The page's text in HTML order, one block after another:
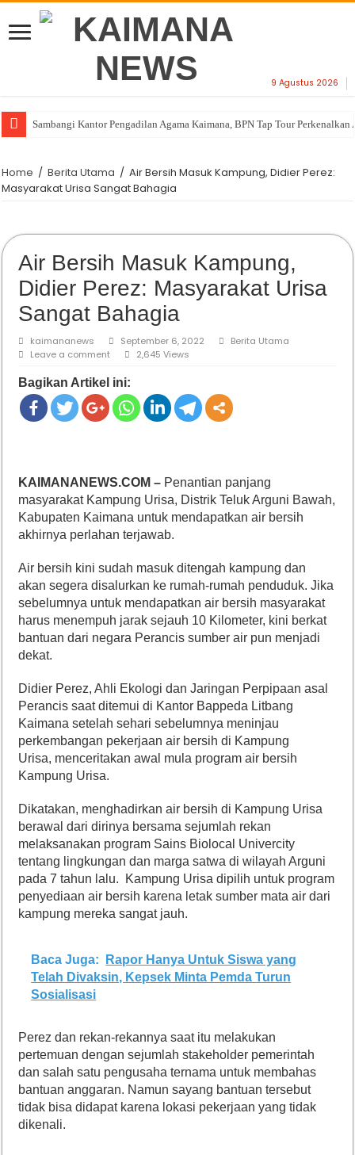
9 Agustus 2026
Sambangi Kantor Pengadilan Agama Kaimana, BPN Tap Tour
Home / Berita Utama / Air Bersih Masuk Kampung, Didier Perez:
Masyarakat Urisa Sangat Bahagia
Air Bersih Masuk Kampung,
Didier Perez: Masyarakat Urisa
Sangat Bahagia
kaimananews September 6, 2022
Berita Utama
Leave a comment
2,645 Views
Bagikan Artikel ini:
KAIMANANEWS.COM – Penantian panjang
masyarakat Kampung Urisa, Distrik Teluk Arguni Bawah,
Kabupaten Kaimana untuk mendapatkan air bersih
akhirnya perlahan terjawab.
Air bersih kini sudah masuk ditengah kampung dan
akan segera disalurkan ke rumah-rumah penduduk. Jika
sebelumnya untuk mendapatkan air bersih masyarakat
harus menempuh jarak sejauh 10 Kilometer, kini berkat
bantuan dari negara Perancis sumber air pun menjadi
dekat.
Didier Perez, Ahli Ekologi dan Jaringan Perpipaan asal
Perancis saat ditemui di Kantor Bappeda Litbang
Kaimana setelah sehari sebelumnya meninjau
perkembangan pekerjaan air bersih di Kampung
Urisa, menceritakan awal mula program air bersih
Kampung Urisa.
Dikatakan, menghadirkan air bersih di Kampung Urisa
berawal dari dirinya bersama sejumlah rekan
melaksanakan program Sains Biolocal Univercity
tentang lingkungan dan marga satwa di wilayah Arguni
pada 7 tahun lalu. Kampung Urisa dipilih untuk program
penyediaan air bersih karena letak sumber mata air dari
kampung mereka sangat jauh.
Baca Juga:
Rapor Hanya Untuk Siswa yang
Telah Divaksin, Kepsek Minta Pemda Turun
Sosialisasi
Perez dan rekan-rekannya saat itu melakukan
pertemuan dengan sejumlah stakeholder pemerintah
dan salah satu pengusaha ternama untuk membahas
bantuan anggaran. Namun sayang bantuan tersebut
tidak bisa didapat karena lokasi pekerjaan yang tidak
dikenali.